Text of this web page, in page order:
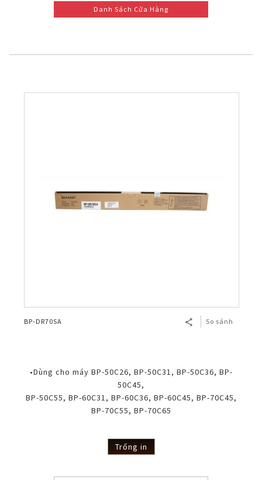
Danh Sách Cửa Hàng
BP-DR70SA So sánh
•Dùng cho máy BP-50C26, BP-50C31, BP-50C36, BP-
50C45,
BP-50C55, BP-60C31, BP-60C36, BP-60C45, BP-70C45,
BP-70C55, BP-70C65
Trống in